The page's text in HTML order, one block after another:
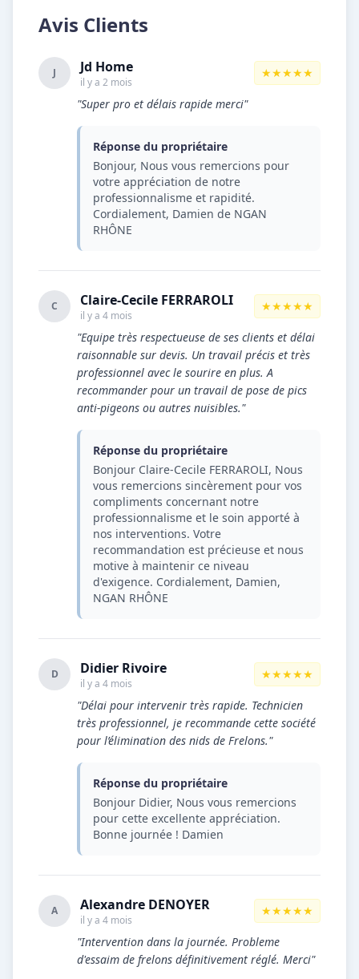
Avis Clients
J Jd Home
il y a 2 mois
★★★★★
"Super pro et délais rapide merci"
Réponse du propriétaire
Bonjour, Nous vous remercions pour
votre appréciation de notre
professionnalisme et rapidité.
Cordialement, Damien de NGAN
RHÔNE
C Claire-Cecile FERRAROLI
il y a 4 mois
★★★★★
"Equipe très respectueuse de ses clients et délai
raisonnable sur devis. Un travail précis et très
professionnel avec le sourire en plus. A
recommander pour un travail de pose de pics
anti-pigeons ou autres nuisibles."
Réponse du propriétaire
Bonjour Claire-Cecile FERRAROLI, Nous
vous remercions sincèrement pour vos
compliments concernant notre
professionnalisme et le soin apporté à
nos interventions. Votre
recommandation est précieuse et nous
motive à maintenir ce niveau
d'exigence. Cordialement, Damien,
NGAN RHÔNE
D Didier Rivoire
il y a 4 mois
★★★★★
"Délai pour intervenir très rapide. Technicien
très professionnel, je recommande cette société
pour l’élimination des nids de Frelons."
Réponse du propriétaire
Bonjour Didier, Nous vous remercions
pour cette excellente appréciation.
Bonne journée ! Damien
A Alexandre DENOYER
il y a 4 mois
★★★★★
"Intervention dans la journée. Probleme
d'essaim de frelons définitivement réglé. Merci"